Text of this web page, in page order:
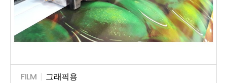
FILM | 그래픽용